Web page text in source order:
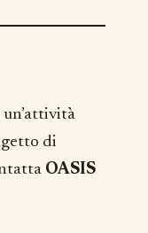
un’attività
di
OASIS